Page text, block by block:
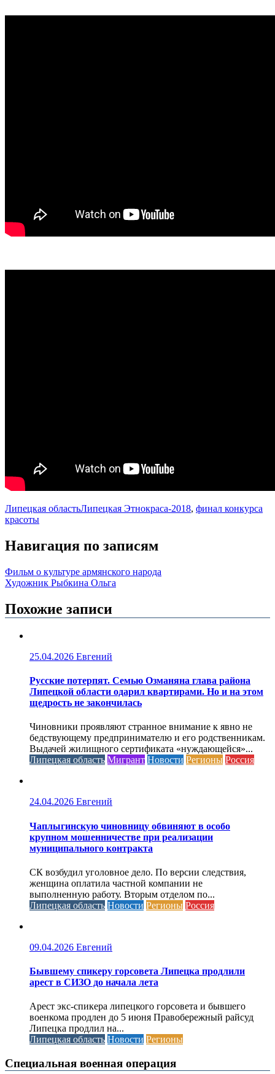
Липецкая областьЛипецкая Этнокраса-2018, финал конкурса
красоты
Навигация по записям
Фильм о культуре армянского народа
Художник Рыбкина Ольга
Похожие записи
25.04.2026 Евгений
Русские потерпят. Семью Озманяна глава района
Липецкой области одарил квартирами. Но и на этом
щедрость не закончилась
Чиновники проявляют странное внимание к явно не
бедствующему предпринимателю и его родственникам.
Выдачей жилищного сертификата «нуждающейся»...
Липецкая область Мигрант Новости Регионы Россия
24.04.2026 Евгений
Чаплыгинскую чиновницу обвиняют в особо
крупном мошенничестве при реализации
муниципального контракта
СК возбудил уголовное дело. По версии следствия,
женщина оплатила частной компании не
выполненную работу. Вторым отделом по...
Липецкая область Новости Регионы Россия
09.04.2026 Евгений
Бывшему спикеру горсовета Липецка продлили
арест в СИЗО до начала лета
Арест экс-спикера липецкого горсовета и бывшего
военкома продлен до 5 июня Правобережный райсуд
Липецка продлил на...
Липецкая область Новости Регионы
Специальная военная операция